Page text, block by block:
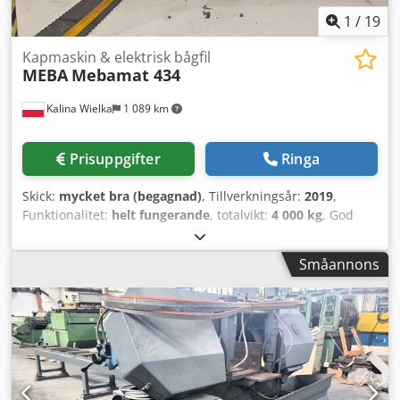
1 / 19
Kalina Wielka 1 089 km
Kapmaskin & elektrisk bågfil
MEBA Mebamat 434
Prisuppgifter Ringa
Skick: mycket bra (begagnad), Tillverkningsår: 2019,
Funktionalitet: helt fungerande, totalvikt: 4 000 kg, God
dag, Vi har en automatisk bandsåg från den tyska
tillverkaren Meba till salu. Maskinen är i nästintill perfekt
skick. Nedan hittar du en beskrivning av maskinen och
dess utrustning. För helt automatiserad, effektiv
produktion inom industri och stålhandel, avsedd för
kapning av solida material och svårbearbetade material.
Tvåkolumns automat för kapning i 90°, med en tung,
sluten konstruktion som dämpar vibrationer. Minimalt
arbetsutrymmesbehov vid högsta krav och bästa
Småannons